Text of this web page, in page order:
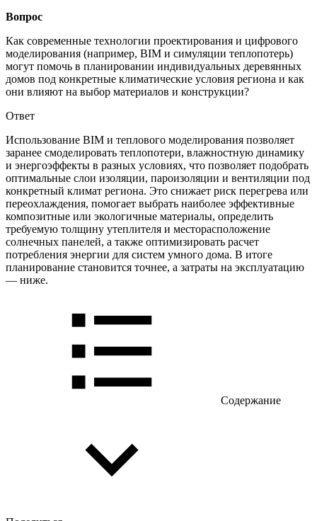
Вопрос
Как современные технологии проектирования и цифрового
моделирования (например, BIM и симуляции теплопотерь)
могут помочь в планировании индивидуальных деревянных
домов под конкретные климатические условия региона и как
они влияют на выбор материалов и конструкции?
Ответ
Использование BIM и теплового моделирования позволяет
заранее смоделировать теплопотери, влажностную динамику
и энергоэффекты в разных условиях, что позволяет подобрать
оптимальные слои изоляции, пароизоляции и вентиляции под
конкретный климат региона. Это снижает риск перегрева или
переохлаждения, помогает выбрать наиболее эффективные
композитные или экологичные материалы, определить
требуемую толщину утеплителя и месторасположение
солнечных панелей, а также оптимизировать расчет
потребления энергии для систем умного дома. В итоге
планирование становится точнее, а затраты на эксплуатацию
— ниже.
Содержание